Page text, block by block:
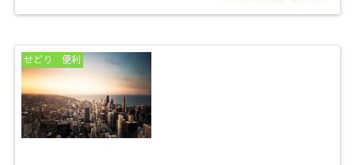
る方法
せどり 便利